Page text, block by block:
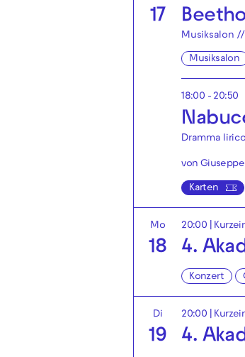
17
Musiksalon
Musiksalon
18:00 - 20:50
Dramma
von
Karten
Mo
18
20:00 |
4.
Konzert
Di
19
20:00 |
4.